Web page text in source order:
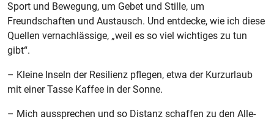
Sport und Bewegung, um Gebet und Stille, um
Freundschaften und Austausch. Und entdecke, wie ich diese
Quellen vernachlässige, „weil es so viel wichtiges zu tun
gibt“.
– Kleine Inseln der Resilienz pflegen, etwa der Kurzurlaub
mit einer Tasse Kaffee in der Sonne.
– Mich aussprechen und so Distanz schaffen zu den Alle-